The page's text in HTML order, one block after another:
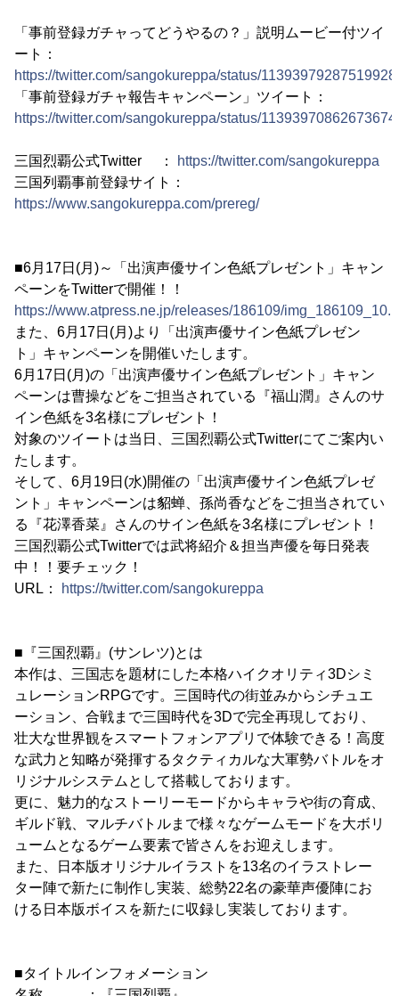
「事前登録ガチャってどうやるの？」説明ムービー付ツイ
ート：
https://twitter.com/sangokureppa/status/
「事前登録ガチャ報告キャンペーン」ツイート：
https://twitter.com/sangokureppa/status/
三国烈覇公式Twitter ：
https://twitter.com/sangokureppa
三国列覇事前登録サイト：
https://www.sangokureppa.com/prereg/
■6月17日(月)～「出演声優サイン色紙プレゼント」キャン
ペーンをTwitterで開催！！
https://www.atpress.ne.jp/releases/186109/
また、6月17日(月)より「出演声優サイン色紙プレゼン
ト」キャンペーンを開催いたします。
6月17日(月)の「出演声優サイン色紙プレゼント」キャン
ペーンは曹操などをご担当されている『福山潤』さんのサ
イン色紙を3名様にプレゼント！
対象のツイートは当日、三国烈覇公式Twitterにてご案内い
たします。
そして、6月19日(水)開催の「出演声優サイン色紙プレゼ
ント」キャンペーンは貂蝉、孫尚香などをご担当されてい
る『花澤香菜』さんのサイン色紙を3名様にプレゼント！
三国烈覇公式Twitterでは武将紹介＆担当声優を毎日発表
中！！要チェック！
URL：
https://twitter.com/sangokureppa
■『三国烈覇』(サンレツ)とは
本作は、三国志を題材にした本格ハイクオリティ3Dシミ
ュレーションRPGです。三国時代の街並みからシチュエ
ーション、合戦まで三国時代を3Dで完全再現しており、
壮大な世界観をスマートフォンアプリで体験できる！高度
な武力と知略が発揮するタクティカルな大軍勢バトルをオ
リジナルシステムとして搭載しております。
更に、魅力的なストーリーモードからキャラや街の育成、
ギルド戦、マルチバトルまで様々なゲームモードを大ボリ
ュームとなるゲーム要素で皆さんをお迎えします。
また、日本版オリジナルイラストを13名のイラストレー
ター陣で新たに制作し実装、総勢22名の豪華声優陣にお
ける日本版ボイスを新たに収録し実装しております。
■タイトルインフォメーション